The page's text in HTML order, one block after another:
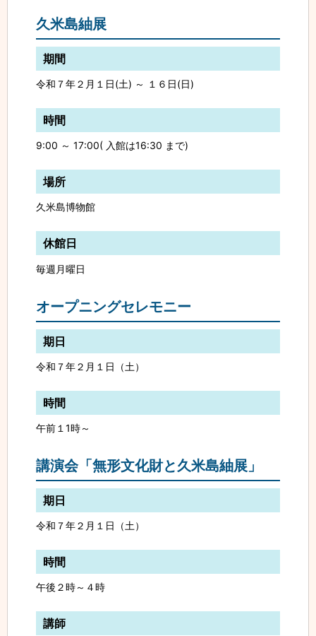
久米島紬展
期間
令和７年２月１日(土) ～ １６日(日)
時間
9:00 ～ 17:00( 入館は16:30 まで)
場所
久米島博物館
休館日
毎週月曜日
オープニングセレモニー
期日
令和７年２月１日（土）
時間
午前１1時～
講演会「無形文化財と久米島紬展」
期日
令和７年２月１日（土）
時間
午後２時～４時
講師